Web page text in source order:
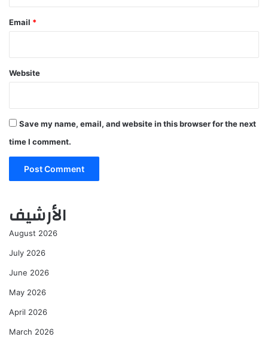
Email *
Website
Save my name, email, and website in this browser for the next
time I comment.
الأرشيف
August 2026
July 2026
June 2026
May 2026
April 2026
March 2026